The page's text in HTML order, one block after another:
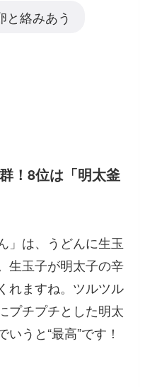
と絡みあう
！8位は「明太釜
」は、うどんに生玉
生玉子が明太子の辛
れますね。ツルツル
プチプチとした明太
うと“最高”です！